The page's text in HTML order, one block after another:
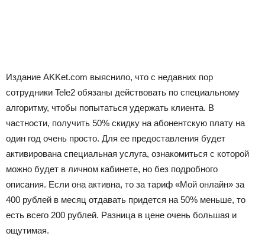
Издание AKKet.com выяснило, что с недавних пор
сотрудники Tele2 обязаны действовать по специальному
алгоритму, чтобы попытаться удержать клиента. В
частности, получить 50% скидку на абонентскую плату на
один год очень просто. Для ее предоставления будет
активирована специальная услуга, ознакомиться с которой
можно будет в личном кабинете, но без подробного
описания. Если она активна, то за тариф «Мой онлайн» за
400 рублей в месяц отдавать придется на 50% меньше, то
есть всего 200 рублей. Разница в цене очень большая и
ощутимая.